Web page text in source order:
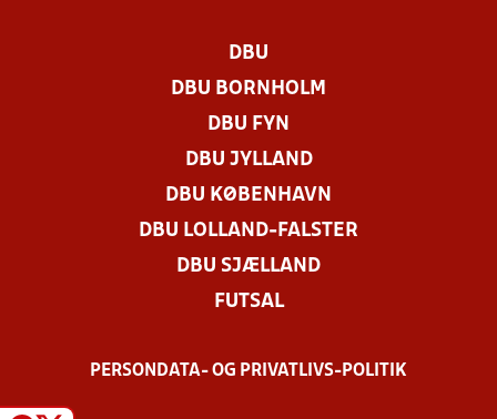
DBU
DBU BORNHOLM
DBU FYN
DBU JYLLAND
DBU KØBENHAVN
DBU LOLLAND-FALSTER
DBU SJÆLLAND
FUTSAL
PERSONDATA- OG PRIVATLIVS-POLITIK